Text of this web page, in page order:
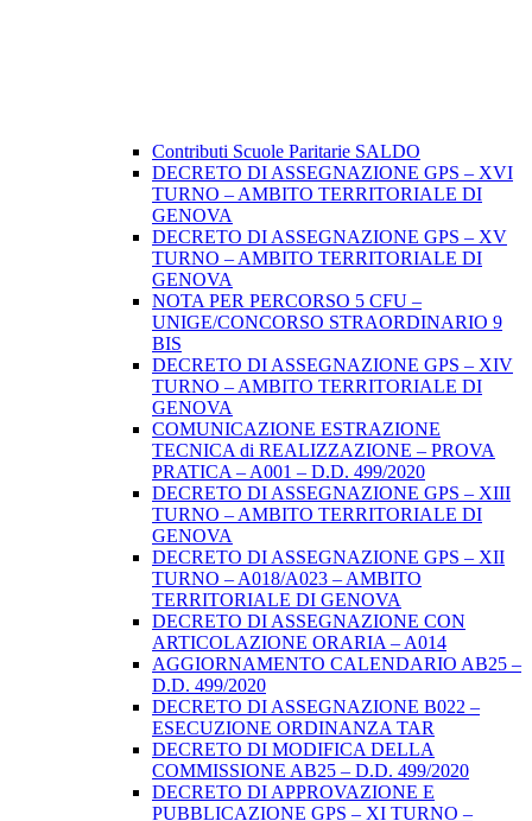
Contributi Scuole Paritarie SALDO
DECRETO DI ASSEGNAZIONE GPS – XVI
TURNO – AMBITO TERRITORIALE DI
GENOVA
DECRETO DI ASSEGNAZIONE GPS – XV
TURNO – AMBITO TERRITORIALE DI
GENOVA
NOTA PER PERCORSO 5 CFU –
UNIGE/CONCORSO STRAORDINARIO 9
BIS
DECRETO DI ASSEGNAZIONE GPS – XIV
TURNO – AMBITO TERRITORIALE DI
GENOVA
COMUNICAZIONE ESTRAZIONE
TECNICA di REALIZZAZIONE – PROVA
PRATICA – A001 – D.D. 499/2020
DECRETO DI ASSEGNAZIONE GPS – XIII
TURNO – AMBITO TERRITORIALE DI
GENOVA
DECRETO DI ASSEGNAZIONE GPS – XII
TURNO – A018/A023 – AMBITO
TERRITORIALE DI GENOVA
DECRETO DI ASSEGNAZIONE CON
ARTICOLAZIONE ORARIA – A014
AGGIORNAMENTO CALENDARIO AB25 –
D.D. 499/2020
DECRETO DI ASSEGNAZIONE B022 –
ESECUZIONE ORDINANZA TAR
DECRETO DI MODIFICA DELLA
COMMISSIONE AB25 – D.D. 499/2020
DECRETO DI APPROVAZIONE E
PUBBLICAZIONE GPS – XI TURNO –